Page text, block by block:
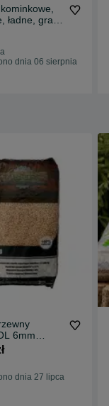
ładne, grab,
dąb
dnia 06 sierpnia
6mm
dnia 27 lipca